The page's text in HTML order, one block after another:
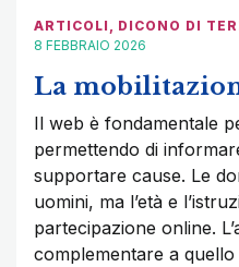
ARTICOLI , DICONO DI
8 FEBBRAIO 2026
La
Il web è fondamentale
permettendo di
supportare cause. Le
uomini, ma l’età e
partecipazione online.
complementare a